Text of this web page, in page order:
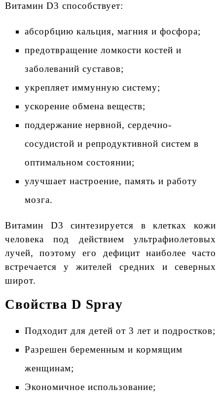
Витамин D3 способствует:
абсорбцию кальция, магния и фосфора;
предотвращение ломкости костей и
заболеваний суставов;
укрепляет иммунную систему;
ускорение обмена веществ;
поддержание нервной, сердечно-
сосудистой и репродуктивной систем в
оптимальном состоянии;
улучшает настроение, память и работу
мозга.
Витамин D3 синтезируется в клетках кожи
человека под действием ультрафиолетовых
лучей, поэтому его дефицит наиболее часто
встречается у жителей средних и северных
широт.
Свойства D Spray
Подходит для детей от 3 лет и подростков;
Разрешен беременным и кормящим
женщинам;
Экономичное использование;